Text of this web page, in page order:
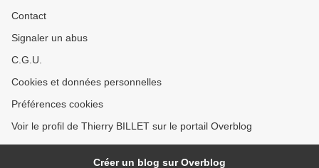
Contact
Signaler un abus
C.G.U.
Cookies et données personnelles
Préférences cookies
Voir le profil de Thierry BILLET sur le portail Overblog
Créer un blog sur Overblog